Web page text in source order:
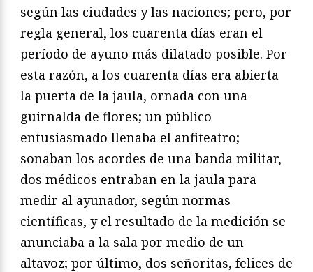
según las ciudades y las naciones; pero, por
regla general, los cuarenta días eran el
período de ayuno más dilatado posible. Por
esta razón, a los cuarenta días era abierta
la puerta de la jaula, ornada con una
guirnalda de flores; un público
entusiasmado llenaba el anfiteatro;
sonaban los acordes de una banda militar,
dos médicos entraban en la jaula para
medir al ayunador, según normas
científicas, y el resultado de la medición se
anunciaba a la sala por medio de un
altavoz; por último, dos señoritas, felices de